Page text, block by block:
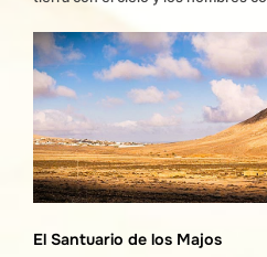
El Santuario de los Majos